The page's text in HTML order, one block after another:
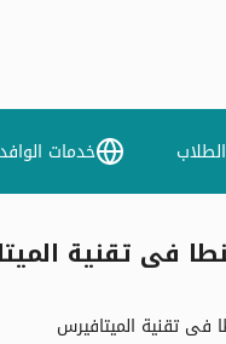
خدمات
فى تقنية
تقنية الميتافيرس